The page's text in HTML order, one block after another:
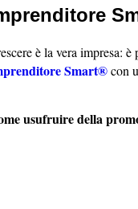
è la vera impresa:
Smart®con
usufruire della